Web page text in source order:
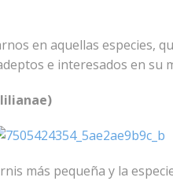
en aquellas especies,
e interesados en su
más pequeña y la